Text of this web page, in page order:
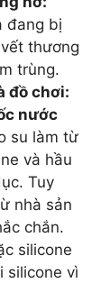
đang bị
thương
trùng.
đồ chơi:
nước
su làm từ
và hầu
Tuy
nhà sản
chắn.
silicone
silicone vì